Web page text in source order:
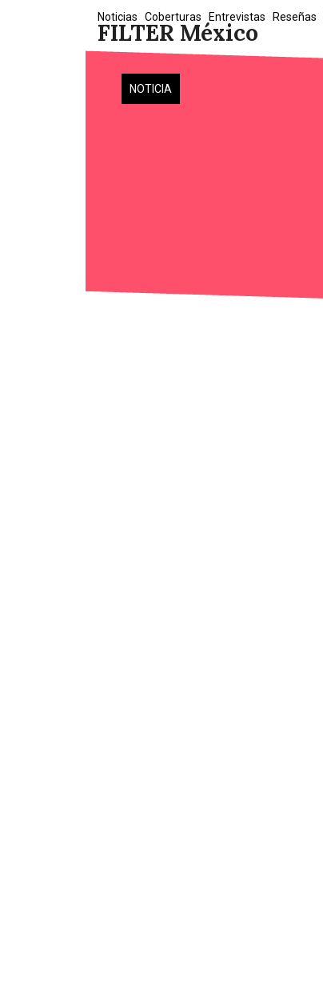
FILTER México
Noticias Coberturas Entrevistas Reseñas
NOTICIA